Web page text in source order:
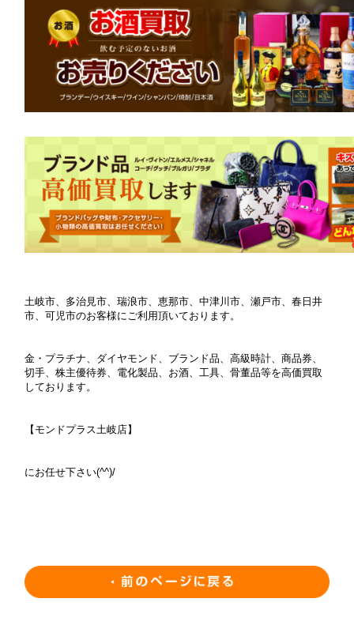
土岐市、多治見市、瑞浪市、恵那市、中津川市、瀬戸市、春日井
市、可児市のお客様にご利用頂いております。
金・プラチナ、ダイヤモンド、ブランド品、高級時計、商品券、
切手、株主優待券、電化製品、お酒、工具、骨董品等を高価買取
しております。
【モンドプラス土岐店】
にお任せ下さい(^^)/